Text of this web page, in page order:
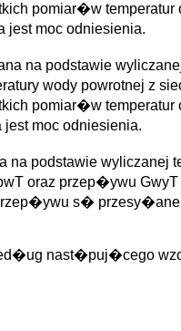
pomiar�w
moc odniesienia.
na podstawie
wody powrotnej z
pomiar�w
moc odniesienia.
na podstawie
oraz przep�ywu
s�
nast�puj�cego